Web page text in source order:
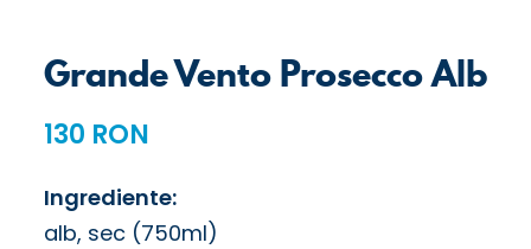
Grande Vento Prosecco Alb
130 RON
Ingrediente:
alb, sec (750ml)